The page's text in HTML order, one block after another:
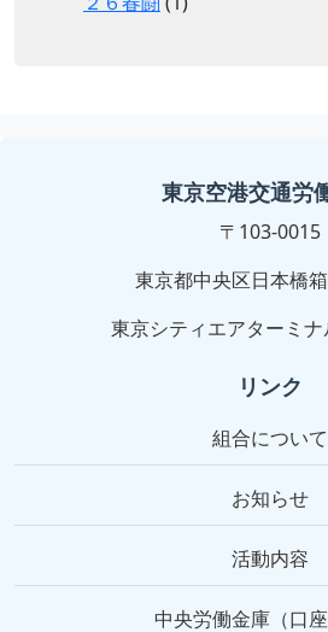
東京空港交通労
〒103-0015
東京都中央区日本橋
東京シティエアターミ
リンク
組合について
お知らせ
活動内容
中央労働金庫（口座